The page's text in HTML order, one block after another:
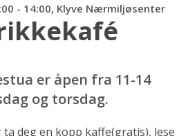
- 14:00, Klyve Nærmiljøsenter
er åpen fra 11-14
og torsdag.
deg en kopp kaffe(gratis), lese